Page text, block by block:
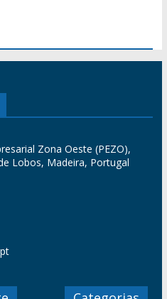
Zona Oeste (PEZO),
Lobos, Madeira, Portugal